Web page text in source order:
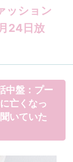
ッション
24日放
中盤：プー
亡くなっ
いていた